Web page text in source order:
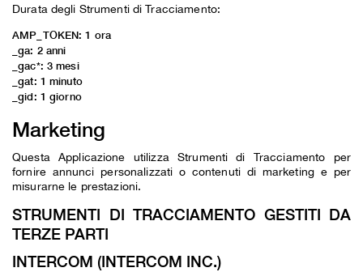
Durata degli Strumenti di Tracciamento:
AMP_TOKEN: 1 ora
_ga: 2 anni
_gac*: 3 mesi
_gat: 1 minuto
_gid: 1 giorno
Marketing
Questa Applicazione utilizza Strumenti di Tracciamento per
fornire annunci personalizzati o contenuti di marketing e per
misurarne le prestazioni.
STRUMENTI DI TRACCIAMENTO GESTITI DA
TERZE PARTI
INTERCOM (INTERCOM INC.)